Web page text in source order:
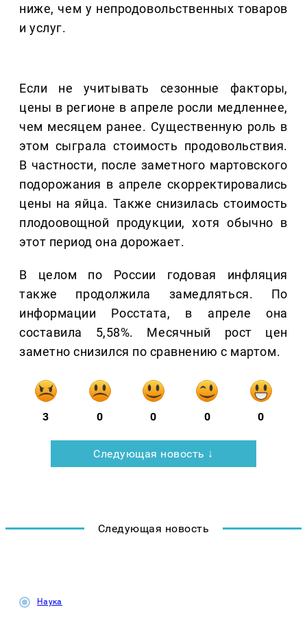
ниже, чем у непродовольственных товаров
и услуг.
Если не учитывать сезонные факторы,
цены в регионе в апреле росли медленнее,
чем месяцем ранее. Существенную роль в
этом сыграла стоимость продовольствия.
В частности, после заметного мартовского
подорожания в апреле скорректировались
цены на яйца. Также снизилась стоимость
плодоовощной продукции, хотя обычно в
этот период она дорожает.
В целом по России годовая инфляция
также продолжила замедляться. По
информации Росстата, в апреле она
составила 5,58%. Месячный рост цен
заметно снизился по сравнению с мартом.
3 0 0 0 0
Следующая новость ↓
Следующая новость
Наука